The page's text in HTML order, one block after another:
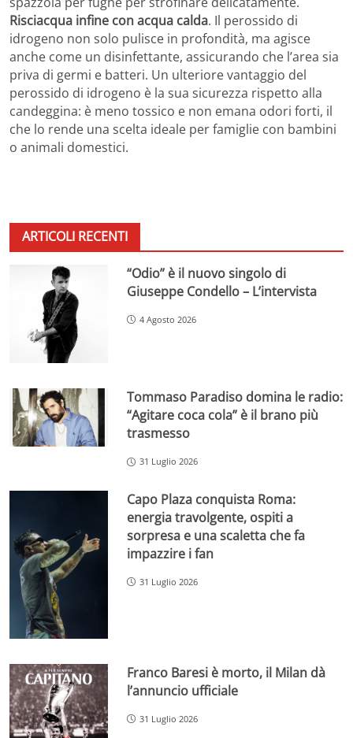
Risciacqua infine con acqua calda. Il perossido di
idrogeno non solo pulisce in profondità, ma agisce
anche come un disinfettante, assicurando che l’area sia
priva di germi e batteri. Un ulteriore vantaggio del
perossido di idrogeno è la sua sicurezza rispetto alla
candeggina: è meno tossico e non emana odori forti, il
che lo rende una scelta ideale per famiglie con bambini
o animali domestici.
ARTICOLI RECENTI
“Odio” è il nuovo singolo di
Giuseppe Condello – L’intervista
4 Agosto 2026
Tommaso Paradiso domina le radio:
“Agitare coca cola” è il brano più
trasmesso
31 Luglio 2026
Capo Plaza conquista Roma:
energia travolgente, ospiti a
sorpresa e una scaletta che fa
impazzire i fan
31 Luglio 2026
Franco Baresi è morto, il Milan dà
l’annuncio ufficiale
31 Luglio 2026